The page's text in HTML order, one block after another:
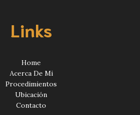
Links
Home
Acerca De Mi
Procedimientos
Ubicación
Contacto